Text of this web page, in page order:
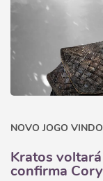
NOVO JOGO
Kratos
confirma